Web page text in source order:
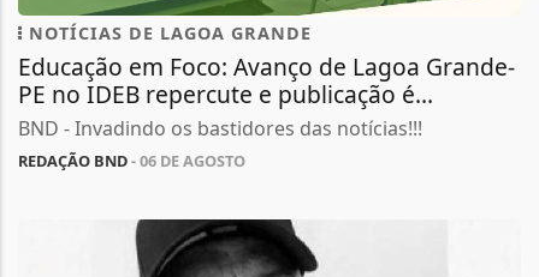
NOTÍCIAS DE LAGOA GRANDE
Educação em Foco: Avanço de Lagoa Grande-
PE no IDEB repercute e publicação é...
BND - Invadindo os bastidores das notícias!!!
REDAÇÃO BND- 06 DE AGOSTO